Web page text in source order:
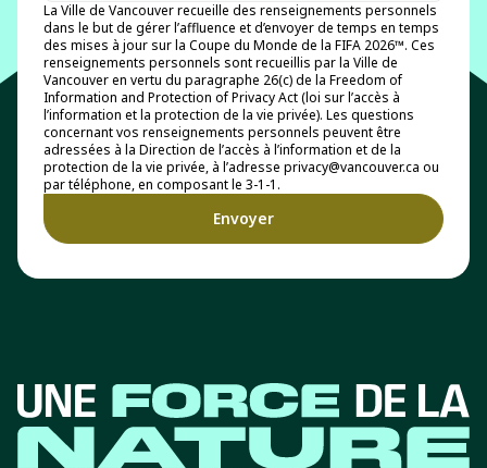
La Ville de Vancouver recueille des renseignements personnels
dans le but de gérer l’affluence et d’envoyer de temps en temps
des mises à jour sur la Coupe du Monde de la FIFA 2026™. Ces
renseignements personnels sont recueillis par la Ville de
Vancouver en vertu du paragraphe 26(c) de la Freedom of
Information and Protection of Privacy Act (loi sur l’accès à
l’information et la protection de la vie privée). Les questions
concernant vos renseignements personnels peuvent être
adressées à la Direction de l’accès à l’information et de la
protection de la vie privée, à l’adresse privacy@vancouver.ca ou
par téléphone, en composant le 3-1-1.